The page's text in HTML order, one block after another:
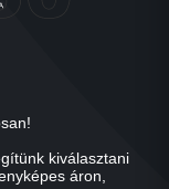
kiválasztani
áron,